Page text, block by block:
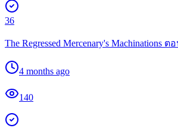
36
The Regressed Mercenary's Machinations ต
4 months ago
140